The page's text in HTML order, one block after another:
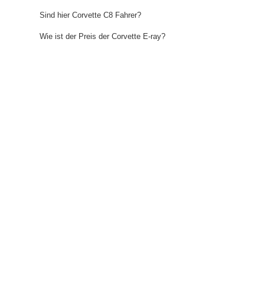
Sind hier Corvette C8 Fahrer?
Wie ist der Preis der Corvette E-ray?